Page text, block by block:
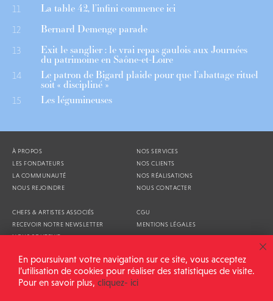
11 La table 42, l’infini commence ici
12 Bernard Demenge parade
13 Exit le sanglier : le vrai repas gaulois aux Journées
du patrimoine en Saône-et-Loire
14 Le patron de Bigard plaide pour que l’abattage rituel
soit « discipliné »
15 Les légumineuses
À PROPOS
LES FONDATEURS
LA COMMUNAUTÉ
NOUS REJOINDRE
NOS SERVICES
NOS CLIENTS
NOS RÉALISATIONS
NOUS CONTACTER
CHEFS & ARTISTES ASSOCIÉS
RECEVOIR NOTRE NEWSLETTER
NOUS SOUTENIR
CGU
MENTIONS LÉGALES
ALIMENTATION GÉNÉRALE © 2026
En poursuivant votre navigation sur ce site, vous acceptez
l’utilisation de cookies pour réaliser des statistiques de visite.
Pour en savoir plus, cliquez- ici